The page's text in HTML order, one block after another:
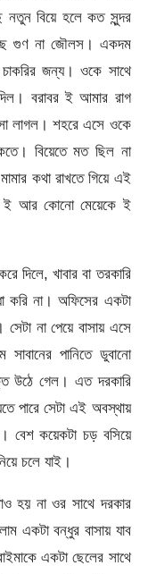
নতুন বিয়ে হলে কত সুন্দর
গুণ না জৌলস। একদম
জন্য। ওকে সাথে
বরাবর ই আমার রাগ
লাগল। শহরে এসে ওকে
বিয়েতে মত ছিল না
কথা রাখতে গিয়ে এই
ই আর কোনো মেয়েকে ই
দিলে, খাবার বা তরকারি
করি না। অফিসের একটা
না পেয়ে বাসায় এসে
পানিতে ডুবানো
উঠে গেল। এত দরকারি
পারে সেটা এই অবস্থায়
বেশ কয়েকটা চড় বসিয়ে
চলে যাই।
না ওর সাথে দরকার
একটা বন্ধুর বাসায় যাব
একটা ছেলের সাথে